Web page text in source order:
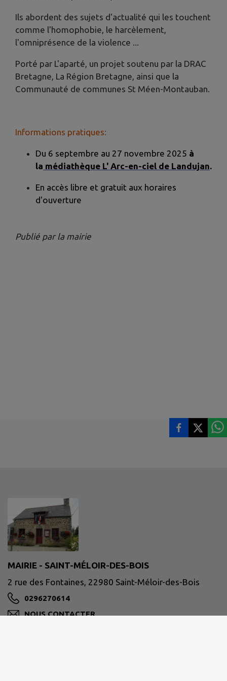
Ils abordent des sujets d'actualité qui les touchent
comme l'homophobie, le harcèlement,
l'omniprésence de la violence ...
Porté par L'aparté, un projet soutenu par la DRAC
Bretagne, La Région Bretagne, ainsi que la
Communauté de communes St Méen-Montauban.
Informations pratiques:
Du 6 septembre au 27 novembre 2025 à
la médiathèque L' Arc-en-ciel de Landujan.
En accès libre et gratuit aux horaires
d'ouverture
Publié par la mairie
MAIRIE - SAINT-MÉLOIR-DES-BOIS
2 rue des Fontaines, 22980 Saint-Méloir-des-Bois
0296270614
NOUS CONTACTER